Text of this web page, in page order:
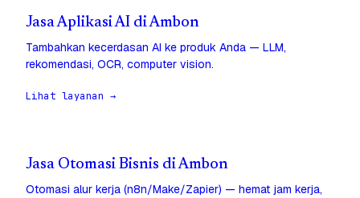
Jasa Aplikasi AI di Ambon
Tambahkan kecerdasan AI ke produk Anda — LLM,
rekomendasi, OCR, computer vision.
Lihat layanan →
Jasa Otomasi Bisnis di Ambon
Otomasi alur kerja (n8n/Make/Zapier) — hemat jam kerja,